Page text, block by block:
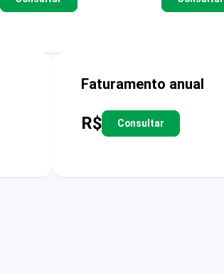
Faturamento anual
R$ Consultar